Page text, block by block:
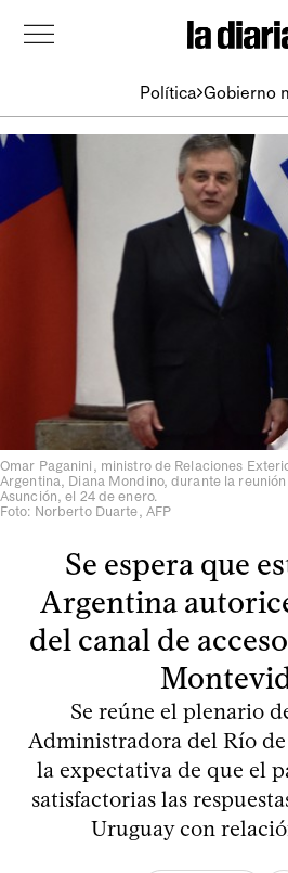
Política Gobierno
Omar Paganini, ministro de Relaciones
Argentina, Diana Mondino, durante la
Asunción, el 24 de enero.
Foto: Norberto Duarte, AFP
Se espera que
Argentina
del canal de
Se reúne el plenario
Administradora del Río de
la expectativa de que el
satisfactorias las
Uruguay con